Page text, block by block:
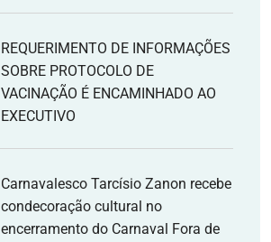
REQUERIMENTO DE INFORMAÇÕES
SOBRE PROTOCOLO DE
VACINAÇÃO É ENCAMINHADO AO
EXECUTIVO
Carnavalesco Tarcísio Zanon recebe
condecoração cultural no
encerramento do Carnaval Fora de